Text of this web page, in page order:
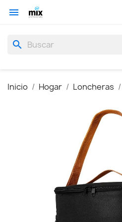

search
Inicio Hogar Loncheras